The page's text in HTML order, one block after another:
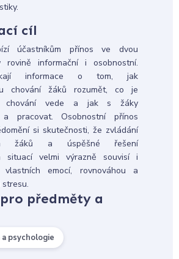
cíl
účastníkům přínos ve dvou
informační i osobnostní.
informace o tom, jak
chování žáků rozumět, co je
chování vede a jak s žáky
a pracovat. Osobnostní přínos
si skutečnosti, že zvládání
žáků a úspěšné řešení
situací velmi výrazně souvisí i
emocí, rovnováhou a
předměty a
psychologie